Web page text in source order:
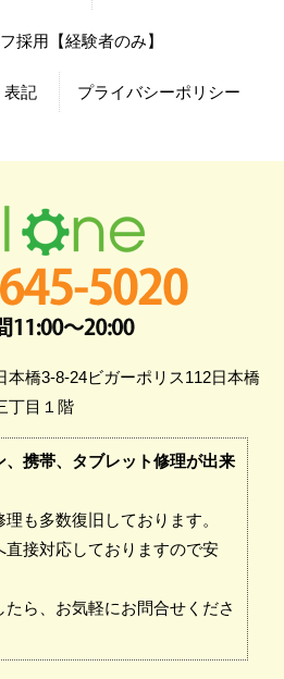
採用【経験者のみ】
表記 プライバシーポリシー
本橋3-8-24ビガーポリス112日本橋
丁目１階
携帯、タブレット修理が出来
も多数復旧しております。
接対応しておりますので安
ら、お気軽にお問合せくださ